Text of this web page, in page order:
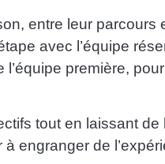
entre leur parcours
avec l’équipe
première,
tout en laissant
engranger de